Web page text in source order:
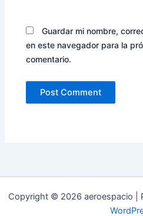
Guardar mi nombre,
en este navegador para la
comentario.
Copyright © 2026 aeroespacio |